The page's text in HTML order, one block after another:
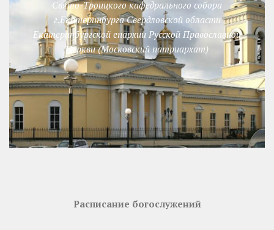
Свято-Троицкого кафедрального собора
г.Екатеринбурга Свердловской области
Екатеринбургской епархии Русской Православной
Церкви (Московский патриархат)
Расписание богослужений